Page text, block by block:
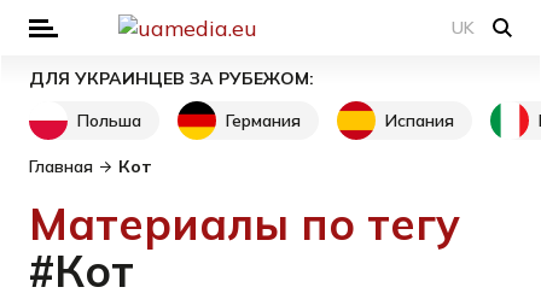
UK
ДЛЯ УКРАИНЦЕВ ЗА РУБЕЖОМ:
Польша
Германия Испания
Главная Кот
Материалы по тегу
#Кот